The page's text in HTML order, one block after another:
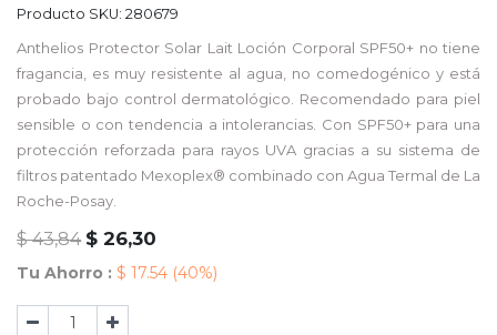
Producto SKU: 280679
Anthelios Protector Solar Lait Loción Corporal SPF50+ no tiene
fragancia, es muy resistente al agua, no comedogénico y está
probado bajo control dermatológico. Recomendado para piel
sensible o con tendencia a intolerancias. Con SPF50+ para una
protección reforzada para rayos UVA gracias a su sistema de
filtros patentado Mexoplex® combinado con Agua Termal de La
Roche-Posay.
$43,84 $ 26,30
Tu Ahorro : $ 17.54 (40%)